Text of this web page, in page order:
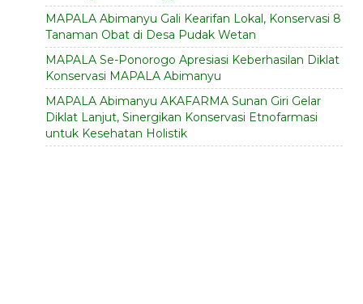
MAPALA Abimanyu Gali Kearifan Lokal, Konservasi 8
Tanaman Obat di Desa Pudak Wetan
MAPALA Se-Ponorogo Apresiasi Keberhasilan Diklat
Konservasi MAPALA Abimanyu
MAPALA Abimanyu AKAFARMA Sunan Giri Gelar
Diklat Lanjut, Sinergikan Konservasi Etnofarmasi
untuk Kesehatan Holistik